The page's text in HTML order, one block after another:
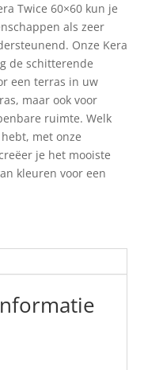
Twice 60×60 kun je
als zeer
Onze Kera
de schitterende
een terras in uw
maar ook voor
ruimte. Welk
met onze
je het mooiste
kleuren voor een